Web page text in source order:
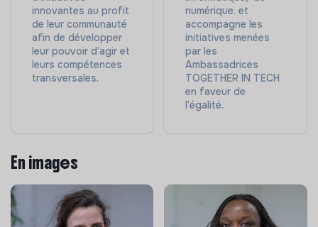
innovantes au profit
de leur communauté
afin de développer
leur pouvoir d’agir et
leurs compétences
transversales.
numérique. et
accompagne les
initiatives menées
par les
Ambassadrices
TOGETHER IN TECH
en faveur de
l’égalité.
En images